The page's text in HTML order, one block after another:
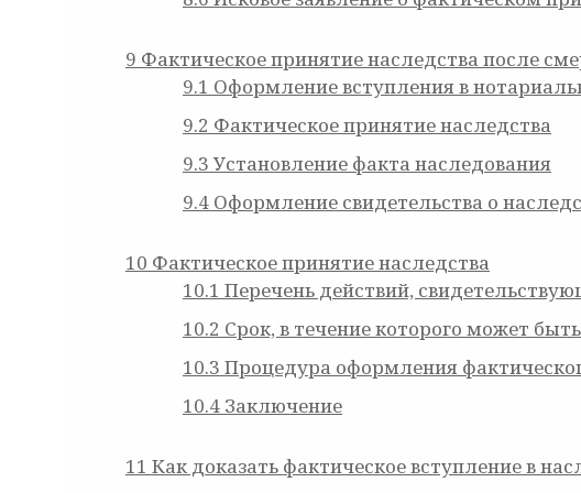
9 Фактическое принятие наследства после
9.1 Оформление вступления в
9.2 Фактическое принятие наследства
9.3 Установление факта наследования
9.4 Оформление свидетельства о
10 Фактическое принятие наследства
10.1 Перечень действий,
10.2 Срок, в течение которого может
10.3 Процедура оформления
10.4 Заключение
11 Как доказать фактическое вступление в